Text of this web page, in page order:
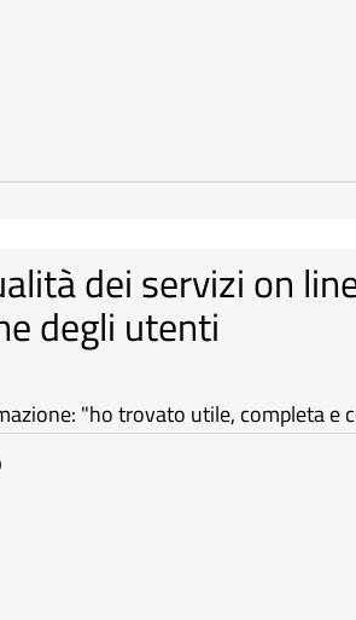
dei servizi on
degli utenti
"ho trovato utile, completa e